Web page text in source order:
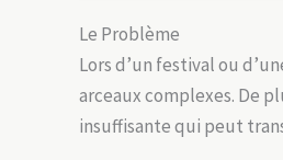
Le Problème
Lors d’un festival ou
arceaux complexes. De
insuffisante qui peut